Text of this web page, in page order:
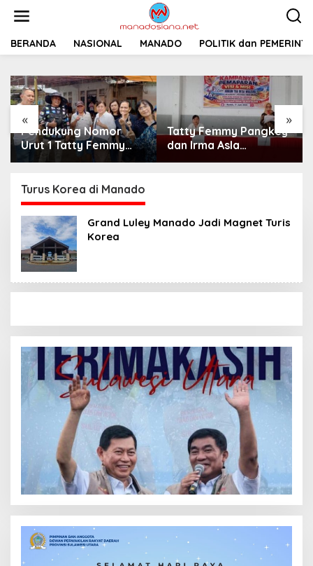
t
BERANDA NASIONAL MANADO POLITIK dan
« »
Pendukung Nomor
Urut 1 Tatty Femmy
Pangkey Berikan
Pemaparan Visi dan
Misi di Desa Waleure
Tatty Femmy Pangkey
dan Irma Asla
Paparkan Visi Misi
Turus Korea di Manado
Grand Luley Manado Jadi Magnet Turis
Korea